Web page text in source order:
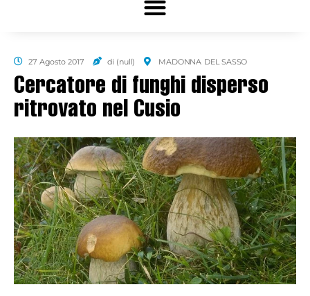
27 Agosto 2017 di (null) MADONNA DEL SASSO
Cercatore di funghi disperso
ritrovato nel Cusio